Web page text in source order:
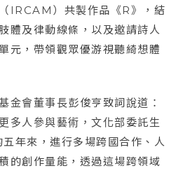
IRCAM）共製作品《R》，結
體及律動線條，以及邀請詩人
元，帶領觀眾優游視聽綺想體
金會董事長彭俊亨致詞說道：
多人參與藝術，文化部委託生
年來，進行多場跨國合作、人
的創作量能，透過這場跨領域